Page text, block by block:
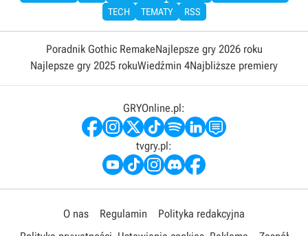
TECH
TEMATY RSS
Poradnik Gothic RemakeNajlepsze gry 2026 roku
Najlepsze gry 2025 rokuWiedźmin 4Najbliższe premiery
GRYOnline.pl:
tvgry.pl:
O nas Regulamin
Polityka redakcyjna